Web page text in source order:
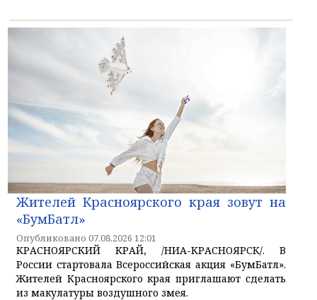
Жителей Красноярского края зовут на
«БумБатл»
Опубликовано 07.08.2026 12:01
КРАСНОЯРСКИЙ КРАЙ, /НИА-КРАСНОЯРСК/. В
России стартовала Всероссийская акция «БумБатл».
Жителей Красноярского края приглашают сделать
из макулатуры воздушного змея.